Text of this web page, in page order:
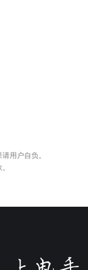
用户自负。